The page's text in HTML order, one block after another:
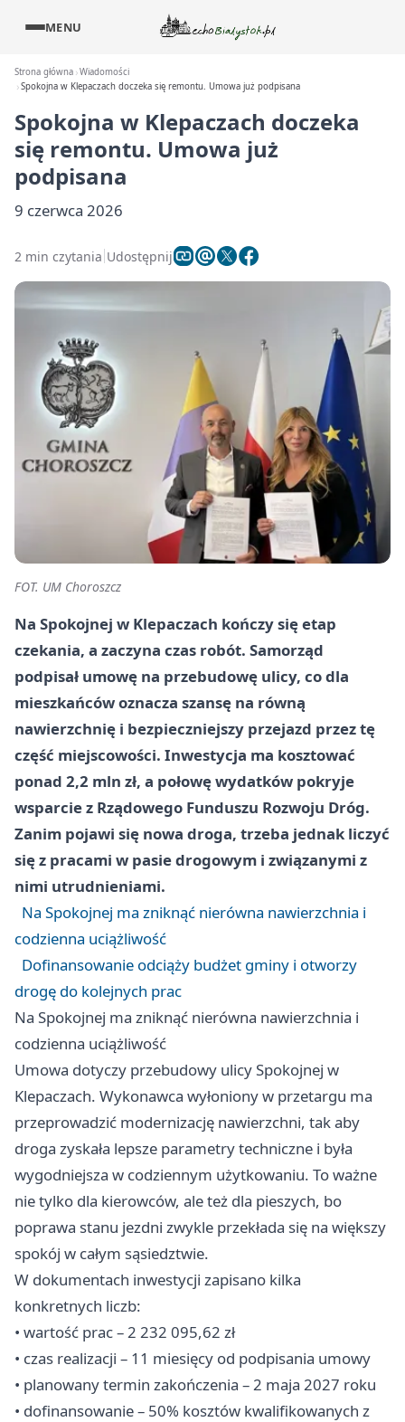
MENU
Strona główna Wiadomości
Spokojna w Klepaczach doczeka się remontu. Umowa już podpisana
Spokojna w Klepaczach doczeka
się remontu. Umowa już
podpisana
9 czerwca 2026
2 min czytania Udostępnij
FOT. UM Choroszcz
Na Spokojnej w Klepaczach kończy się etap
czekania, a zaczyna czas robót. Samorząd
podpisał umowę na przebudowę ulicy, co dla
mieszkańców oznacza szansę na równą
nawierzchnię i bezpieczniejszy przejazd przez tę
część miejscowości. Inwestycja ma kosztować
ponad 2,2 mln zł, a połowę wydatków pokryje
wsparcie z Rządowego Funduszu Rozwoju Dróg.
Zanim pojawi się nowa droga, trzeba jednak liczyć
się z pracami w pasie drogowym i związanymi z
nimi utrudnieniami.
Na Spokojnej ma zniknąć nierówna nawierzchnia i
codzienna uciążliwość
Dofinansowanie odciąży budżet gminy i otworzy
drogę do kolejnych prac
Na Spokojnej ma zniknąć nierówna nawierzchnia i
codzienna uciążliwość
Umowa dotyczy przebudowy ulicy Spokojnej w
Klepaczach. Wykonawca wyłoniony w przetargu ma
przeprowadzić modernizację nawierzchni, tak aby
droga zyskała lepsze parametry techniczne i była
wygodniejsza w codziennym użytkowaniu. To ważne
nie tylko dla kierowców, ale też dla pieszych, bo
poprawa stanu jezdni zwykle przekłada się na większy
spokój w całym sąsiedztwie.
W dokumentach inwestycji zapisano kilka
konkretnych liczb:
• wartość prac – 2 232 095,62 zł
• czas realizacji – 11 miesięcy od podpisania umowy
• planowany termin zakończenia – 2 maja 2027 roku
• dofinansowanie – 50% kosztów kwalifikowanych z